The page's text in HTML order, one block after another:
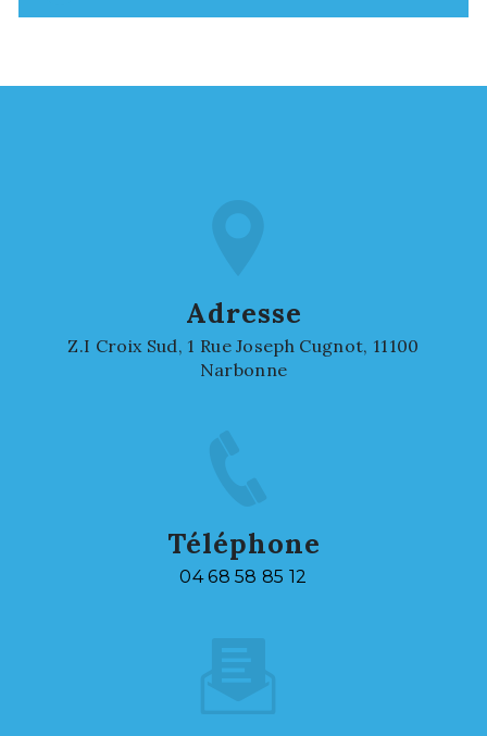
Adresse
Z.I Croix Sud, 1 Rue Joseph Cugnot, 11100
Narbonne
Téléphone
04 68 58 85 12